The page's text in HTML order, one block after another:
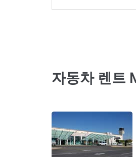
자동차 렌트